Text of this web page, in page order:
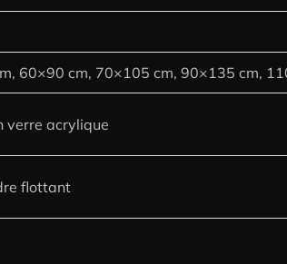
60×90 cm, 70×105 cm, 90×135 cm,
verre acrylique
flottant